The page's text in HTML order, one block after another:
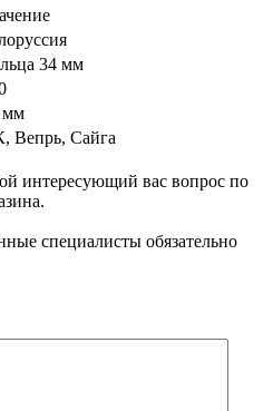
34 мм
мм
Вепрь, Сайга
интересующий вас вопрос по
специалисты обязательно